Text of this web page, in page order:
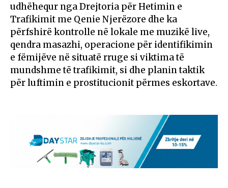
udhëhequr nga Drejtoria për Hetimin e
Trafikimit me Qenie Njerëzore dhe ka
përfshirë kontrolle në lokale me muzikë live,
qendra masazhi, operacione për identifikimin
e fëmijëve në situatë rruge si viktima të
mundshme të trafikimit, si dhe planin taktik
për luftimin e prostitucionit përmes eskortave.